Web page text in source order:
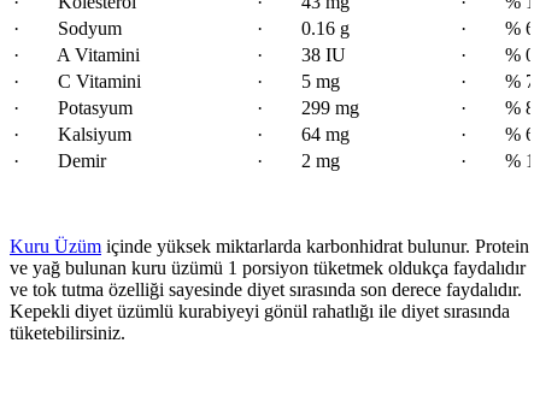
· Sodyum
· 0.16 g
· %
· A Vitamini
· 38 IU
· %
· C Vitamini
· 5 mg
· %
· Potasyum
· 299 mg
· %
· Kalsiyum
· 64 mg
· %
· Demir
· 2 mg · %
Kuru Üzüm içinde yüksek miktarlarda karbonhidrat bulunur. Protein
ve yağ bulunan kuru üzümü 1 porsiyon tüketmek oldukça faydalıdır
ve tok tutma özelliği sayesinde diyet sırasında son derece faydalıdır.
Kepekli diyet üzümlü kurabiyeyi gönül rahatlığı ile diyet sırasında
tüketebilirsiniz.